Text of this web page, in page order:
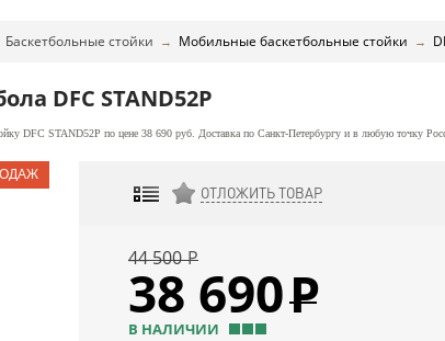
Баскетбольные стойки → Мобильные баскетбольные стойки →
DFC STAND52P
DFC STAND52P по цене 38 690 руб. Доставка по Санкт-Петербургу и в любую точку
ДОБАВИТЬ К СРАВНЕНИЮ
ОТЛОЖИТЬ ТОВАР
44 500 Р
38 690Р
В НАЛИЧИИ